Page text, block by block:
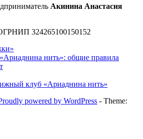
Акинина Анастасия
324265100150152
нить»: общие правила
клуб «Ариаднина нить»
powered by WordPress - Theme: